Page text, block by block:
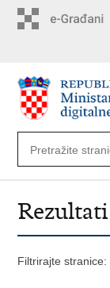
Filtrirajte stranice: